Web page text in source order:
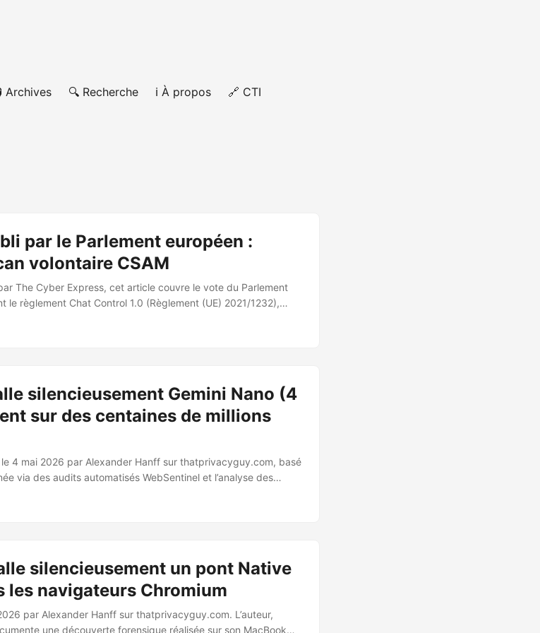
🔍 Recherche ℹ️ À propos 🔗 CTI
par le Parlement européen :
volontaire CSAM
The Cyber Express, cet article couvre le vote du Parlement
le règlement Chat Control 1.0 (Règlement (UE) 2021/1232),
avril 2026. 📋 Contenu du règlement rétabli Le règlement
silencieusement Gemini Nano (4
sur des centaines de millions
4 mai 2026 par Alexander Hanff sur thatprivacyguy.com, basé
via des audits automatisés WebSentinel et l’analyse des
🔍 Comportement documenté : Google Chrome télécharge
silencieusement un pont Native
les navigateurs Chromium
par Alexander Hanff sur thatprivacyguy.com. L’auteur,
une découverte forensique réalisée sur son MacBook